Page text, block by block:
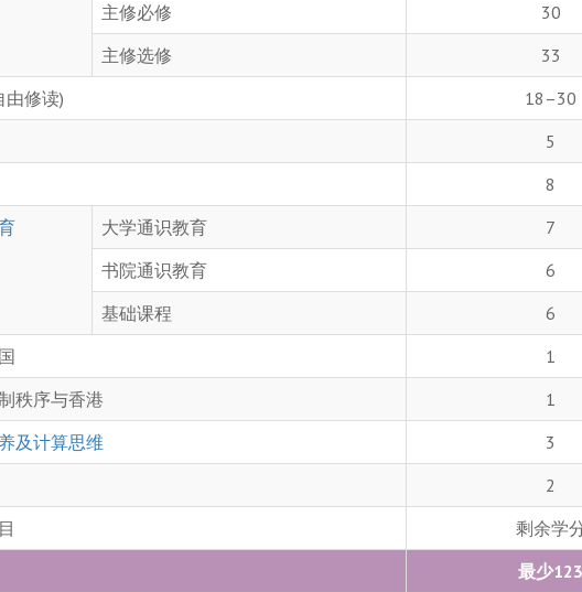
主修必修
30
主修选修
33
由修读)
18–30
5
8
大学通识教育
7
书院通识教育
6
基础课程
6
1
秩序与香港
1
及计算思维
3
2
剩余学
最少123